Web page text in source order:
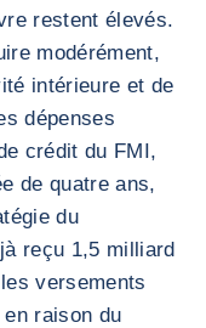
restent élevés.
modérément,
intérieure et de
dépenses
crédit du FMI,
de quatre ans,
du
reçu 1,5 milliard
versements
raison du